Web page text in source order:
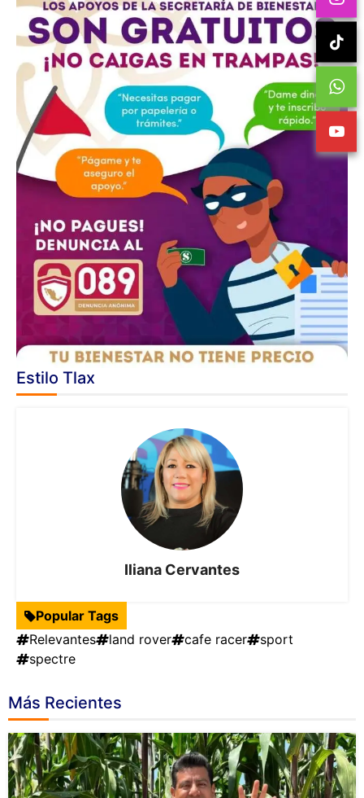
Estilo Tlax
Iliana Cervantes
Popular Tags
Relevantes
land rover cafe racer
sport
spectre
Más Recientes